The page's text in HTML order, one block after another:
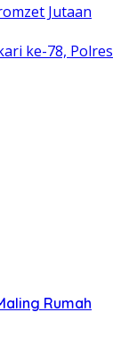
Jutaan
ke-78, Polres
Rumah